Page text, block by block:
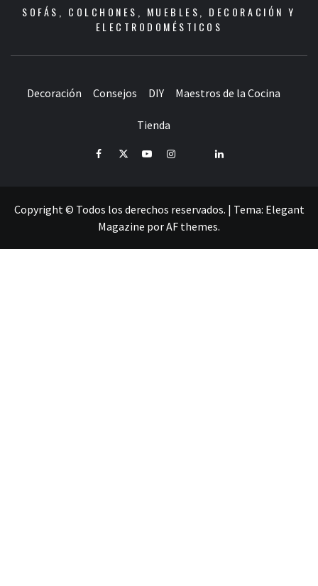
SOFÁS, COLCHONES, MUEBLES, DECORACIÓN Y
ELECTRODOMÉSTICOS
Decoración Consejos DIY Maestros de la Cocina
Tienda
FacebookTwitterYoutubeInstagramPinterestLinkedIn
Copyright © Todos los derechos reservados. | Tema: Elegant
Magazine porAF themes.